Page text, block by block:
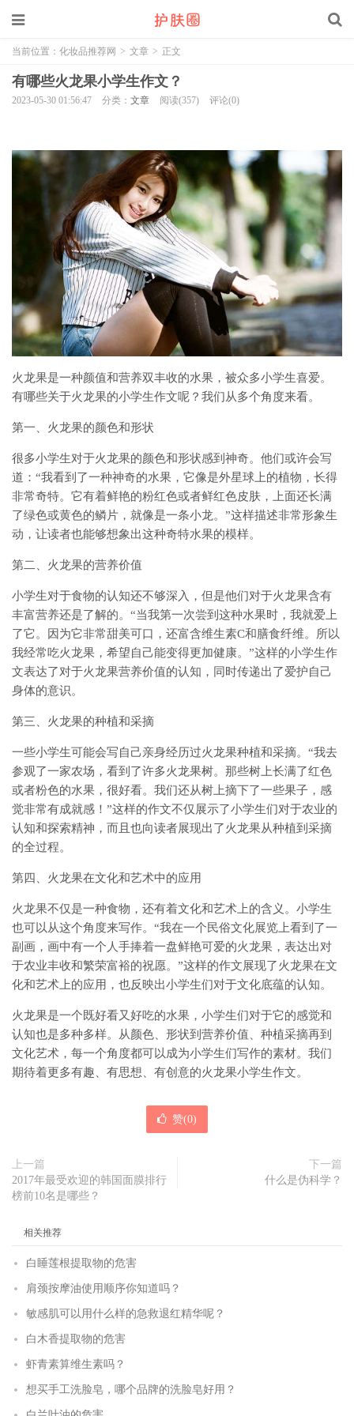
当前位置： 化妆品推荐网 > 文章 > 正文
有哪些火龙果小学生作文？
2023-05-30 01:56:47 分类： 文章 阅读(357) 评论(0)
火龙果是一种颜值和营养双丰收的水果，被众多小学生喜爱。
有哪些关于火龙果的小学生作文呢？我们从多个角度来看。
第一、火龙果的颜色和形状
很多小学生对于火龙果的颜色和形状感到神奇。他们或许会写
道：“我看到了一种神奇的水果，它像是外星球上的植物，长得
非常奇特。它有着鲜艳的粉红色或者鲜红色皮肤，上面还长满
了绿色或黄色的鳞片，就像是一条小龙。”这样描述非常形象生
动，让读者也能够想象出这种奇特水果的模样。
第二、火龙果的营养价值
小学生对于食物的认知还不够深入，但是他们对于火龙果含有
丰富营养还是了解的。“当我第一次尝到这种水果时，我就爱上
了它。因为它非常甜美可口，还富含维生素C和膳食纤维。所以
我经常吃火龙果，希望自己能变得更加健康。”这样的小学生作
文表达了对于火龙果营养价值的认知，同时传递出了爱护自己
身体的意识。
第三、火龙果的种植和采摘
一些小学生可能会写自己亲身经历过火龙果种植和采摘。“我去
参观了一家农场，看到了许多火龙果树。那些树上长满了红色
或者粉色的水果，很好看。我们还从树上摘下了一些果子，感
觉非常有成就感！”这样的作文不仅展示了小学生们对于农业的
认知和探索精神，而且也向读者展现出了火龙果从种植到采摘
的全过程。
第四、火龙果在文化和艺术中的应用
火龙果不仅是一种食物，还有着文化和艺术上的含义。小学生
也可以从这个角度来写作。“我在一个民俗文化展览上看到了一
副画，画中有一个人手捧着一盘鲜艳可爱的火龙果，表达出对
于农业丰收和繁荣富裕的祝愿。”这样的作文展现了火龙果在文
化和艺术上的应用，也反映出小学生们对于文化底蕴的认知。
火龙果是一个既好看又好吃的水果，小学生们对于它的感觉和
认知也是多种多样。从颜色、形状到营养价值、种植采摘再到
文化艺术，每一个角度都可以成为小学生们写作的素材。我们
期待着更多有趣、有思想、有创意的火龙果小学生作文。
赞(0)
上一篇
2017年最受欢迎的韩国面膜排行
榜前10名是哪些？
下一篇
什么是伪科学？
相关推荐
白睡莲根提取物的危害
肩颈按摩油使用顺序你知道吗？
敏感肌可以用什么样的急救退红精华呢？
白木香提取物的危害
虾青素算维生素吗？
想买手工洗脸皂，哪个品牌的洗脸皂好用？